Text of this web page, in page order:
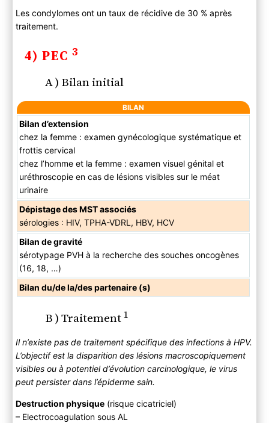
Les condylomes ont un taux de récidive de 30 % après
traitement.
4) PEC 3
A ) Bilan initial
BILAN
Bilan d’extension
chez la femme : examen gynécologique systématique et
frottis cervical
chez l’homme et la femme : examen visuel génital et
uréthroscopie en cas de lésions visibles sur le méat
urinaire
Dépistage des MST associés
sérologies : HIV, TPHA-VDRL, HBV, HCV
Bilan de gravité
sérotypage PVH à la recherche des souches oncogènes
(16, 18, …)
Bilan du/de la/des partenaire (s)
B ) Traitement1
Il n’existe pas de traitement spécifique des infections à HPV.
L’objectif est la disparition des lésions macroscopiquement
visibles ou à potentiel d’évolution carcinologique, le virus
peut persister dans l’épiderme sain.
Destruction physique(risque cicatriciel)
– Electrocoagulation sous AL